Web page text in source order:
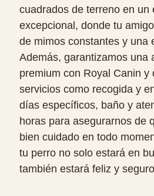
cuadrados de terreno en un
excepcional, donde tu
de mimos constantes y una
Además, garantizamos una
premium con Royal Canin y
servicios como recogida y
días específicos, baño y
horas para asegurarnos de
bien cuidado en todo
tu perro no solo estará en
también estará feliz y